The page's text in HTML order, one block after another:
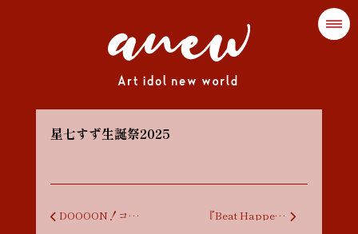
星七すず生誕祭2025
投稿ナビゲーション
DOOOON！ココ生誕祭 『Beat Happening！高円寺超POP PANIC！』